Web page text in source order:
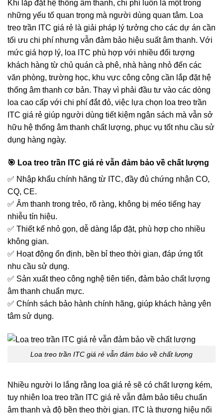
Khi lắp đặt hệ thống âm thanh, chi phí luôn là một trong
những yếu tố quan trọng mà người dùng quan tâm. Loa
treo trần ITC giá rẻ là giải pháp lý tưởng cho các dự án cần
tối ưu chi phí nhưng vẫn đảm bảo hiệu suất âm thanh. Với
mức giá hợp lý, loa ITC phù hợp với nhiều đối tượng
khách hàng từ chủ quán cà phê, nhà hàng nhỏ đến các
văn phòng, trường học, khu vực công cộng cần lắp đặt hệ
thống âm thanh cơ bản. Thay vì phải đầu tư vào các dòng
loa cao cấp với chi phí đắt đỏ, việc lựa chọn loa treo trần
ITC giá rẻ giúp người dùng tiết kiệm ngân sách mà vẫn sở
hữu hệ thống âm thanh chất lượng, phục vụ tốt nhu cầu sử
dụng hàng ngày.
🎯 Loa treo trần ITC giá rẻ vẫn đảm bảo về chất lượng
✅ Nhập khẩu chính hãng từ ITC, đầy đủ chứng nhận CO,
CQ, CE.
✅ Âm thanh trong trẻo, rõ ràng, không bị méo tiếng hay
nhiễu tín hiệu.
✅ Thiết kế nhỏ gọn, dễ dàng lắp đặt, phù hợp cho nhiều
không gian.
✅ Hoạt động ổn định, bền bỉ theo thời gian, đáp ứng tốt
nhu cầu sử dụng.
✅ Sản xuất theo công nghệ tiên tiến, đảm bảo chất lượng
âm thanh chuẩn mực.
✅ Chính sách bảo hành chính hãng, giúp khách hàng yên
tâm sử dụng.
Loa treo trần ITC giá rẻ vẫn đảm bảo về chất lượng
Nhiều người lo lắng rằng loa giá rẻ sẽ có chất lượng kém,
tuy nhiên loa treo trần ITC giá rẻ vẫn đảm bảo tiêu chuẩn
âm thanh và độ bền theo thời gian. ITC là thương hiệu nổi